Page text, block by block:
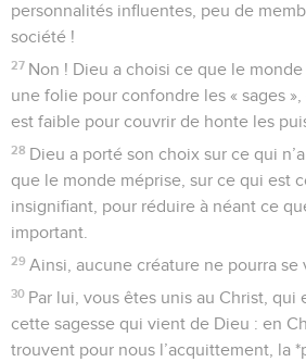
personnalités influentes, peu de
société !
27 Non ! Dieu a choisi ce que le
une folie pour confondre les « sages
est faible pour couvrir de honte les
28 Dieu a porté son choix sur ce qui
que le monde méprise, sur ce qui est
insignifiant, pour réduire à néant ce
important.
29 Ainsi, aucune créature ne pourra se
30 Par lui, vous êtes unis au Christ, qui
cette sagesse qui vient de Dieu : en
trouvent pour nous l’acquittement, la